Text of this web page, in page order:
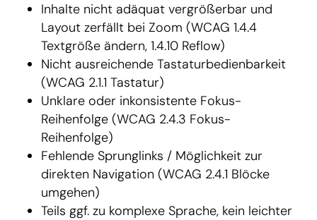
Inhalte nicht adäquat vergrößerbar und
Layout zerfällt bei Zoom (WCAG 1.4.4
Textgröße ändern, 1.4.10 Reflow)
Nicht ausreichende Tastaturbedienbarkeit
(WCAG 2.1.1 Tastatur)
Unklare oder inkonsistente Fokus-
Reihenfolge (WCAG 2.4.3 Fokus-
Reihenfolge)
Fehlende Sprunglinks / Möglichkeit zur
direkten Navigation (WCAG 2.4.1 Blöcke
umgehen)
Teils ggf. zu komplexe Sprache, kein leichter